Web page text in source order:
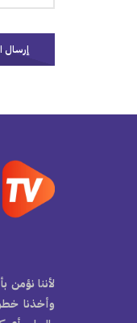
لأننا نؤمن
وأخذنا